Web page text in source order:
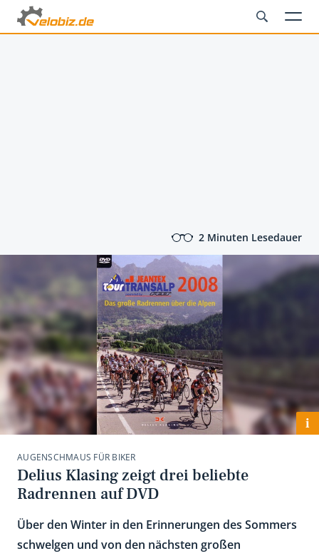
2 Minuten Lesedauer
i
AUGENSCHMAUS FÜR BIKER
Delius Klasing zeigt drei beliebte
Radrennen auf DVD
Über den Winter in den Erinnerungen des Sommers
schwelgen und von den nächsten großen